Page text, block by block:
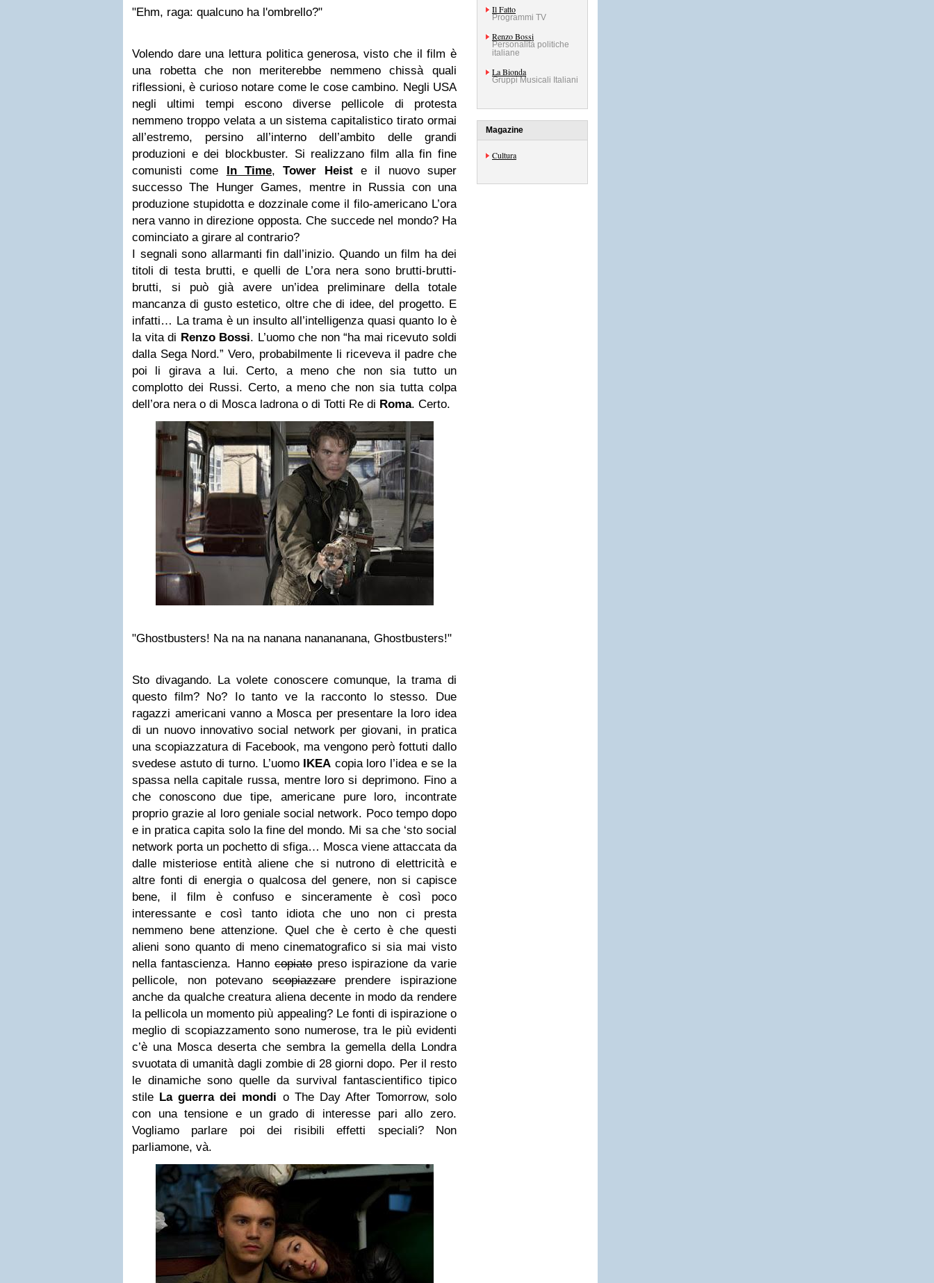
"Ehm, raga: qualcuno ha l'ombrello?"
Volendo dare una lettura politica generosa, visto che il film è
una robetta che non meriterebbe nemmeno chissà quali
riflessioni, è curioso notare come le cose cambino. Negli USA
negli ultimi tempi escono diverse pellicole di protesta
nemmeno troppo velata a un sistema capitalistico tirato ormai
all’estremo, persino all’interno dell’ambito delle grandi
produzioni e dei blockbuster. Si realizzano film alla fin fine
comunisti come In Time,Tower Heiste il nuovo super
successo The Hunger Games, mentre in Russia con una
produzione stupidotta e dozzinale come il filo-americano L’ora
nera vanno in direzione opposta. Che succede nel mondo? Ha
cominciato a girare al contrario?
I segnali sono allarmanti fin dall’inizio. Quando un film ha dei
titoli di testa brutti, e quelli de L’ora nera sono brutti-brutti-
brutti, si può già avere un’idea preliminare della totale
mancanza di gusto estetico, oltre che di idee, del progetto. E
infatti… La trama è un insulto all’intelligenza quasi quanto lo è
la vita di Renzo Bossi. L’uomo che non “ha mai ricevuto soldi
dalla Sega Nord.” Vero, probabilmente li riceveva il padre che
poi li girava a lui. Certo, a meno che non sia tutto un
complotto dei Russi. Certo, a meno che non sia tutta colpa
dell’ora nera o di Mosca ladrona o di Totti Re di Roma. Certo.
"Ghostbusters! Na na na nanana nanananana, Ghostbusters!"
Sto divagando. La volete conoscere comunque, la trama di
questo film? No? Io tanto ve la racconto lo stesso. Due
ragazzi americani vanno a Mosca per presentare la loro idea
di un nuovo innovativo social network per giovani, in pratica
una scopiazzatura di Facebook, ma vengono però fottuti dallo
svedese astuto di turno. L’uomo IKEA copia loro l’idea e se la
spassa nella capitale russa, mentre loro si deprimono. Fino a
che conoscono due tipe, americane pure loro, incontrate
proprio grazie al loro geniale social network. Poco tempo dopo
e in pratica capita solo la fine del mondo. Mi sa che ‘sto social
network porta un pochetto di sfiga… Mosca viene attaccata da
dalle misteriose entità aliene che si nutrono di elettricità e
altre fonti di energia o qualcosa del genere, non si capisce
bene, il film è confuso e sinceramente è così poco
interessante e così tanto idiota che uno non ci presta
nemmeno bene attenzione. Quel che è certo è che questi
alieni sono quanto di meno cinematografico si sia mai visto
nella fantascienza. Hannocopiatopreso ispirazione da varie
pellicole, non potevanoscopiazzareprendere ispirazione
anche da qualche creatura aliena decente in modo da rendere
la pellicola un momento più appealing? Le fonti di ispirazione o
meglio di scopiazzamento sono numerose, tra le più evidenti
c’è una Mosca deserta che sembra la gemella della Londra
svuotata di umanità dagli zombie di 28 giorni dopo. Per il resto
le dinamiche sono quelle da survival fantascientifico tipico
stile La guerra dei mondi o The Day After Tomorrow, solo
con una tensione e un grado di interesse pari allo zero.
Vogliamo parlare poi dei risibili effetti speciali? Non
parliamone, và.
Il Fatto
Programmi TV
Renzo Bossi
Personalità politiche
italiane
La Bionda
Gruppi Musicali Italiani
Magazine
Cultura